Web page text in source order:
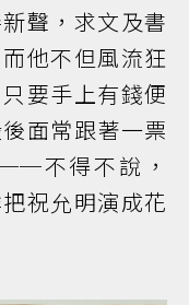
聲，求文及書
他不但風流狂
要手上有錢便
面常跟著一票
不得不說，
祝允明演成花